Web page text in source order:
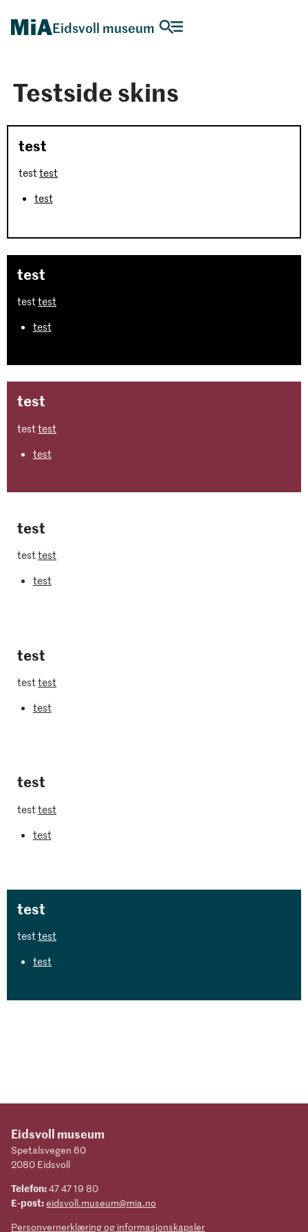
Eidsvoll museum
Testside skins
test
testtest
test
test
testtest
test
test
testtest
test
test
testtest
test
test
testtest
test
test
testtest
test
test
testtest
test
Eidsvoll museum
Spetalsvegen 60
2080 Eidsvoll
Telefon:47 47 19 80
E-post:eidsvoll.museum@mia.no
Personvernerklæring og informasjonskapsler